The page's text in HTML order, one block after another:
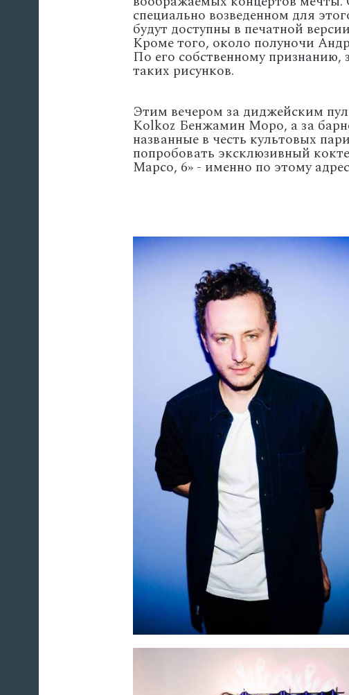
специально возведенном для
будут доступны в печатной
Кроме того, около полуночи
По его собственному признанию,
таких рисунков.
Этим вечером за диджейским
Kolkoz Бенжамин Моро, а за
названные в честь культовых
попробовать эксклюзивный
Марсо, 6» - именно по этому
'